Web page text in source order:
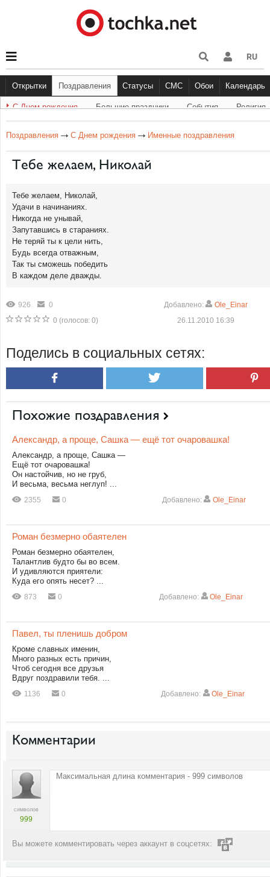
RU
Открытки
С Днем рождения Большие праздники События
Поздравления Статусы
Другое Прикольные Грустные
СМС
С Днём Рождения
Обои
Музыка
Календарь
С Днем рождения Большие праздники Cобытия Религия
Поздравления С Днем рождения Именные поздравления
Тебе желаем, Николай
Тебе желаем, Николай,
Удачи в начинаниях.
Никогда не унывай,
Запутавшись в стараниях.
Не теряй ты к цели нить,
Будь всегда отважным,
Так ты сможешь победить
В каждом деле дважды.
926
0
0 (голосов: 0)
Добавлено:
Ole_Einar
26.11.2010 16:39
Поделись в социальных сетях:
Похожие поздравления
Александр, а проще, Сашка — ещё тот очаровашка!
Александр, а проще, Сашка —
Ещё тот очаровашка!
Он настойчив, но не груб,
И весьма, весьма неглуп! ...
2355 0 Добавлено: Ole_Einar
Роман безмерно обаятелен
Роман безмерно обаятелен,
Талантлив будто бы во всем.
И удивляются приятели:
Куда его опять несет? ...
873 0 Добавлено: Ole_Einar
Павел, ты пленишь добром
Кроме славных именин,
Много разных есть причин,
Чтоб сегодня все друзья
Вдруг поздравили тебя. ...
1136 0 Добавлено: Ole_Einar
Комментарии
символов
999
Вы можете комментировать через аккаунт в соцсетях: